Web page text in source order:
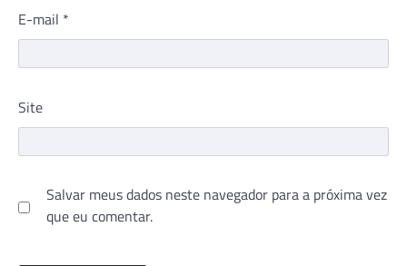
E-mail *
Site
Salvar meus dados neste navegador para a próxima vez
que eu comentar.